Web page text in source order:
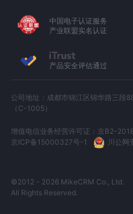
中国电子认证服务
产业联盟实名认证
产品安全评估通过
公司地址：成都市锦江区锦华路三段
（C-1005）
增值电信业务经营许可证：京B2-
京ICP备15000327号-1
川公
©2012 - 2026 MikeCRM Co., Ltd.
All Rights Reserved.